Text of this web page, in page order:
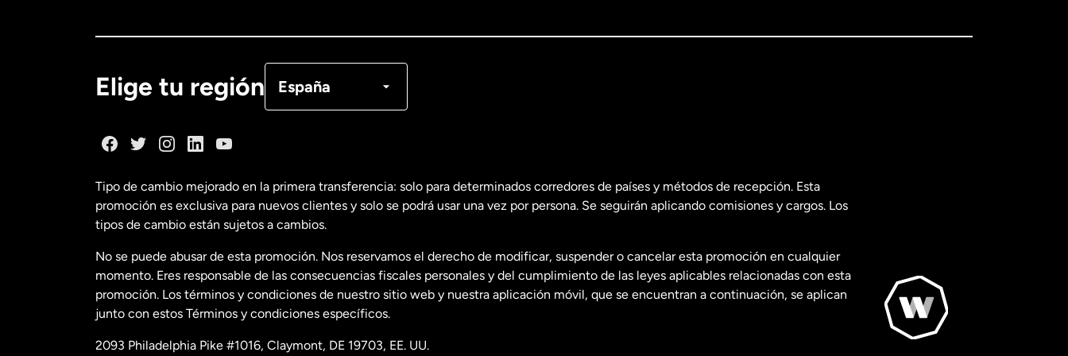
Elige tu región España
Estados Unidos English
Estados Unidos Español
Francia
Tipo de cambio mejorado en la primera transferencia: solo para determinados corredores de países y métodos de recepción. Esta
promoción es exclusiva para nuevos clientes y solo se podrá usar una vez por persona. Se seguirán aplicando comisiones y cargos. Los
tipos de cambio están sujetos a cambios.
No se puede abusar de esta promoción. Nos reservamos el derecho de modificar, suspender o cancelar esta promoción en cualquier
momento. Eres responsable de las consecuencias fiscales personales y del cumplimiento de las leyes aplicables relacionadas con esta
promoción. Los términos y condiciones de nuestro sitio web y nuestra aplicación móvil, que se encuentran a continuación, se aplican
junto con estos Términos y condiciones específicos.
2093 Philadelphia Pike #1016, Claymont, DE 19703, EE. UU.